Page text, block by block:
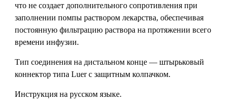
что не создает дополнительного сопротивления при
заполнении помпы раствором лекарства, обеспечивая
постоянную фильтрацию раствора на протяжении всего
времени инфузии.
Тип соединения на дистальном конце — штырьковый
коннектор типа Luer с защитным колпачком.
Инструкция на русском языке.